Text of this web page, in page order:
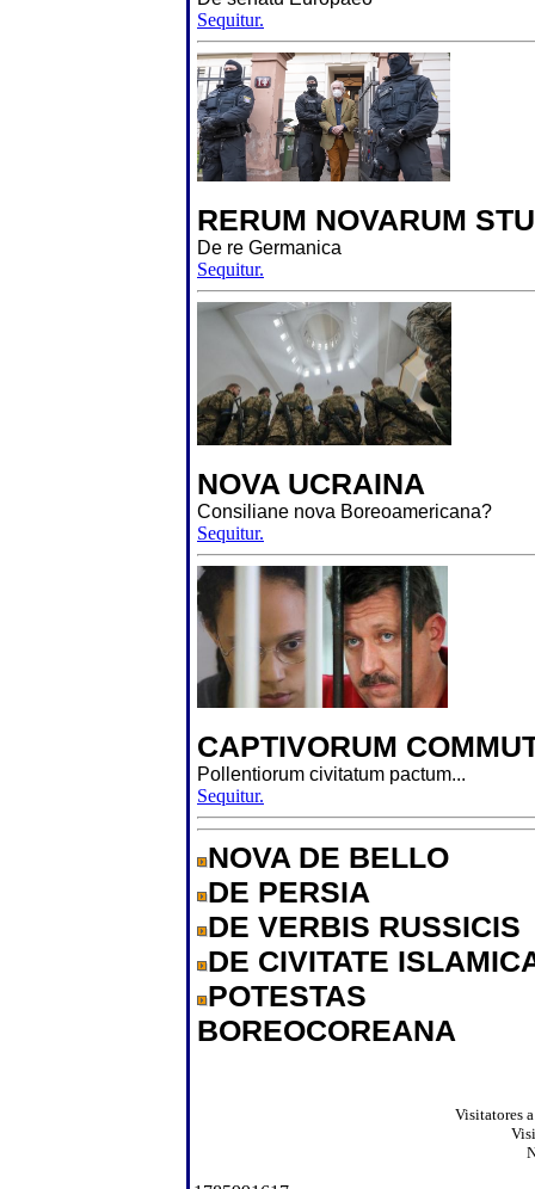
Sequitur.
RERUM NOVARUM
De re Germanica
Sequitur.
NOVA UCRAINA
Consiliane nova Boreoamericana?
Sequitur.
CAPTIVORUM
Pollentiorum civitatum pactum...
Sequitur.
NOVA DE BELLO
DE PERSIA
DE VERBIS RUSSICIS
DE CIVITATE
POTESTAS
BOREOCOREANA
Visitatores